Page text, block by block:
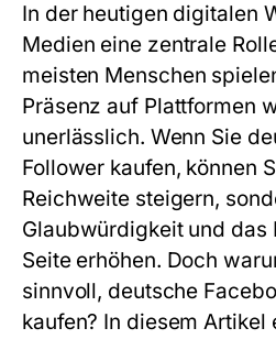
In der heutigen digitalen
Medien eine zentrale
meisten Menschen
Präsenz auf Plattformen
unerlässlich. Wenn Sie
Follower kaufen, können
Reichweite steigern,
Glaubwürdigkeit und das
Seite erhöhen. Doch
sinnvoll, deutsche
kaufen? In diesem Artikel